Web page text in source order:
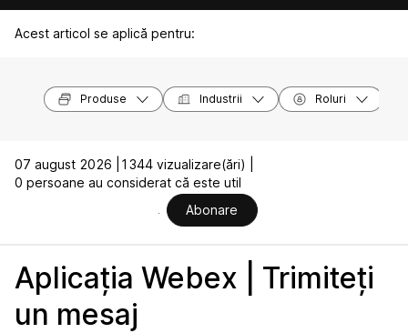
Acest articol se aplică pentru:
Produse Industrii Roluri
07 august 2026 |
1344 vizualizare(ări) |
0 persoane au considerat că este util
Abonare
Aplicația Webex | Trimiteți
un mesaj